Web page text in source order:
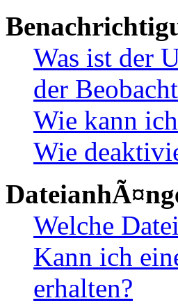
Was ist der
der
Wie kann
Wie
Welche
Kann ich
erhalten?